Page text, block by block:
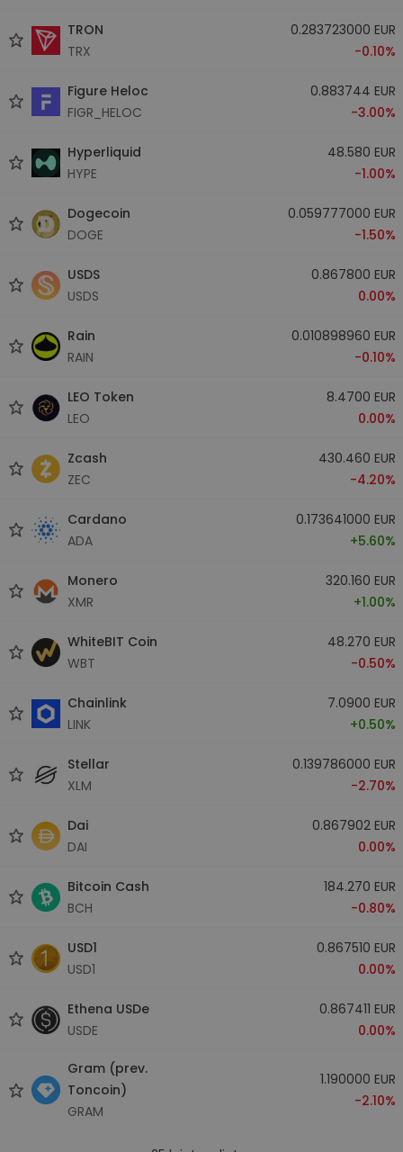
TRON
TRX
0.283723000 EUR
-0.10%
Figure Heloc
FIGR_HELOC
0.883744 EUR
-3.00%
Hyperliquid
HYPE
48.580 EUR
-1.00%
Dogecoin
DOGE
0.059777000 EUR
-1.50%
USDS
USDS
0.867800 EUR
0.00%
Rain
RAIN
0.010898960 EUR
-0.10%
LEO Token
LEO
8.4700 EUR
0.00%
Zcash
ZEC
430.460 EUR
-4.20%
Cardano
ADA
0.173641000 EUR
+5.60%
Monero
XMR
320.160 EUR
+1.00%
WhiteBIT Coin
WBT
48.270 EUR
-0.50%
Chainlink
LINK
7.0900 EUR
+0.50%
Stellar
XLM
0.139786000 EUR
-2.70%
Dai
DAI
0.867902 EUR
0.00%
Bitcoin Cash
BCH
184.270 EUR
-0.80%
USD1
USD1
0.867510 EUR
0.00%
Ethena USDe
USDE
0.867411 EUR
0.00%
Gram (prev.
Toncoin)
GRAM
1.190000 EUR
-2.10%